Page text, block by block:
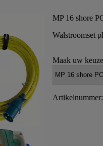
MP 16 shore
Walstroomset
Maak uw